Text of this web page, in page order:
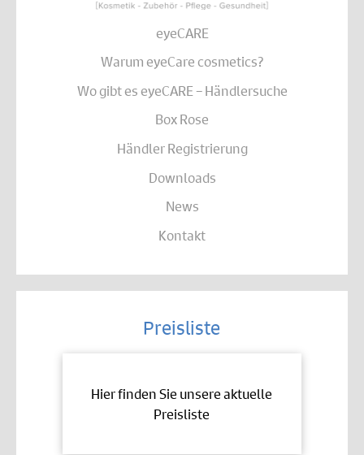
eyeCARE
Warum eyeCare cosmetics?
Wo gibt es eyeCARE – Händlersuche
Box Rose
Händler Registrierung
Downloads
News
Kontakt
Preisliste
Hier finden Sie unsere aktuelle
Preisliste